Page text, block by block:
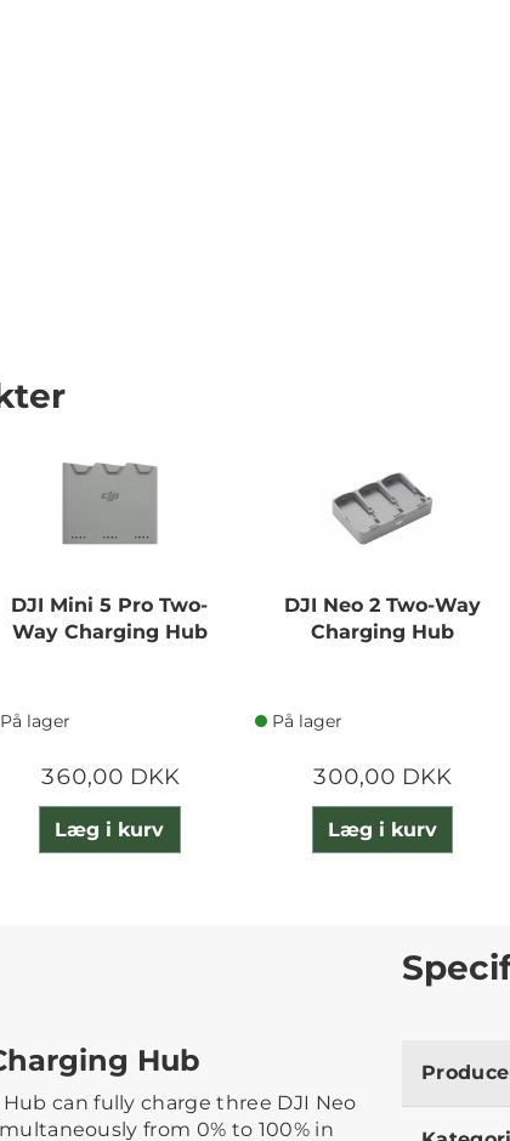
DJI Mini 5 Pro Two-
Way Charging Hub
På lager
360,00 DKK
Læg i kurv
DJI Neo 2 Two-Way
Charging Hub
På lager
300,00 DKK
Læg i kurv
Hub
can fully charge three DJI Neo
from 0% to 100% in